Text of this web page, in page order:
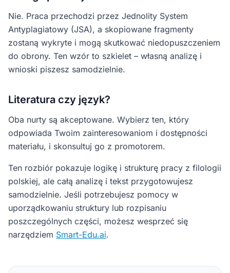
Nie. Praca przechodzi przez Jednolity System
Antyplagiatowy (JSA), a skopiowane fragmenty
zostaną wykryte i mogą skutkować niedopuszczeniem
do obrony. Ten wzór to szkielet – własną analizę i
wnioski piszesz samodzielnie.
Literatura czy język?
Oba nurty są akceptowane. Wybierz ten, który
odpowiada Twoim zainteresowaniom i dostępności
materiału, i skonsultuj go z promotorem.
Ten rozbiór pokazuje logikę i strukturę pracy z filologii
polskiej, ale całą analizę i tekst przygotowujesz
samodzielnie. Jeśli potrzebujesz pomocy w
uporządkowaniu struktury lub rozpisaniu
poszczególnych części, możesz wesprzeć się
narzędziem Smart-Edu.ai.